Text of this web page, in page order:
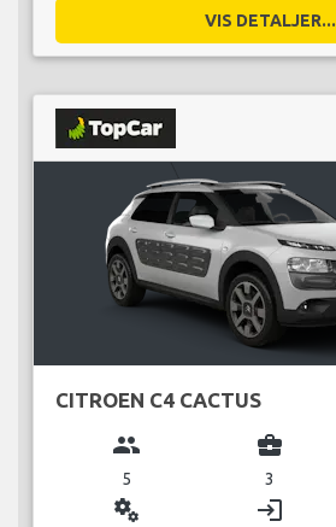
VIS DETALJER...
CITROEN C4 CACTUS
group
5
business_center
3
miscellaneous_services login